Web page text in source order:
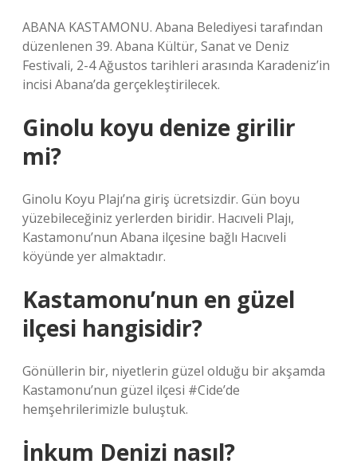
ABANA KASTAMONU. Abana Belediyesi tarafından
düzenlenen 39. Abana Kültür, Sanat ve Deniz
Festivali, 2-4 Ağustos tarihleri ​​arasında Karadeniz’in
incisi Abana’da gerçekleştirilecek.
Ginolu koyu denize girilir
mi?
Ginolu Koyu Plajı’na giriş ücretsizdir. Gün boyu
yüzebileceğiniz yerlerden biridir. Hacıveli Plajı,
Kastamonu’nun Abana ilçesine bağlı Hacıveli
köyünde yer almaktadır.
Kastamonu’nun en güzel
ilçesi hangisidir?
Gönüllerin bir, niyetlerin güzel olduğu bir akşamda
Kastamonu’nun güzel ilçesi #Cide’de
hemşehrilerimizle buluştuk.
İnkum Denizi nasıl?